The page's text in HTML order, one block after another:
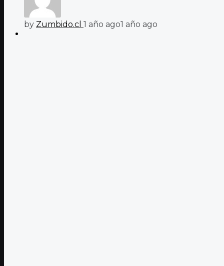
by Zumbido.cl 1 año ago1 año ago